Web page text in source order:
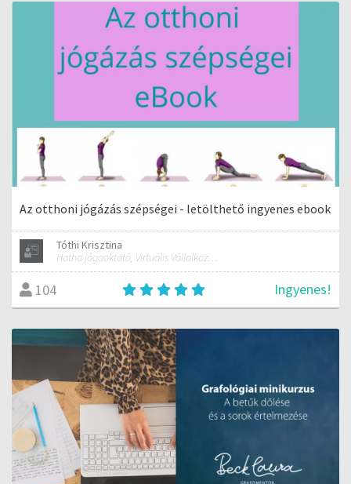
Az otthoni jógázás szépségei - letölthető ingyenes ebook
Tóthi Krisztina
Hatha jógaoktató, Virtuális Vállalkozási Asszisztens
104 Ingyenes!